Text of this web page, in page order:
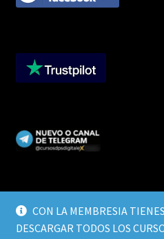
CON LA MEMBRESIA
DESCARGAR TODOS LOS
© CURSOS DIGITALEX 2026